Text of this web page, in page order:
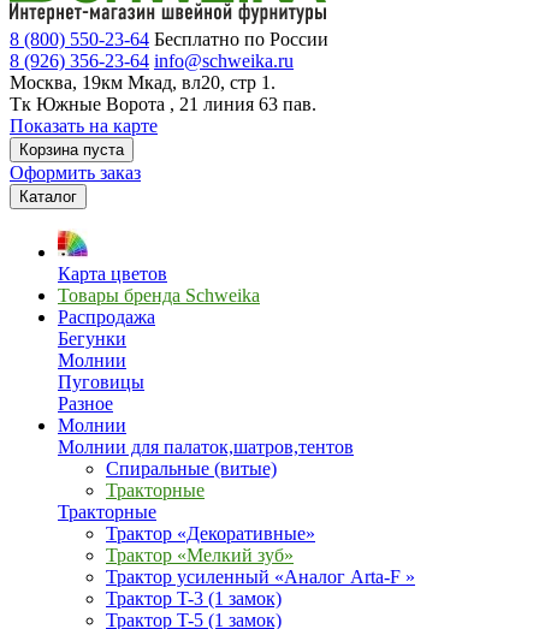
8 (800) 550-23-64 Бесплатно по России
8 (926) 356-23-64 info@schweika.ru
Москва, 19км Мкад, вл20, стр 1.
Тк Южные Ворота , 21 линия 63 пав.
Показать на карте
Корзина пуста
Оформить заказ
Каталог
Карта цветов
Товары бренда Schweika
Распродажа
Бегунки
Молнии
Пуговицы
Разное
Молнии
Молнии для палаток,шатров,тентов
Спиральные (витые)
Тракторные
Тракторные
Трактор «Декоративные»
Трактор «Мелкий зуб»
Трактор усиленный «Аналог Arta-F »
Трактор T-3 (1 замок)
Трактор T-5 (1 замок)